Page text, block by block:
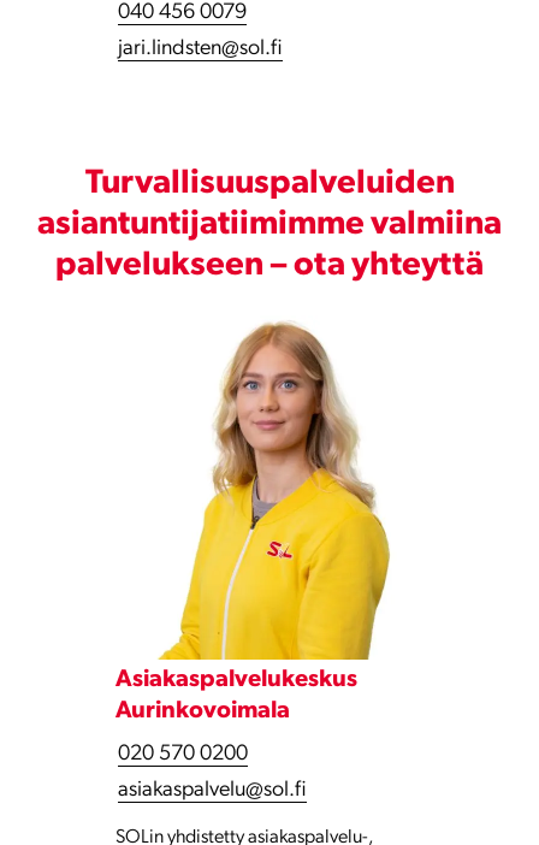
040 456 0079
jari.lindsten@sol.fi
Turvallisuuspalveluiden
asiantuntijatiimimme valmiina
palvelukseen – ota yhteyttä
Asiakaspalvelukeskus
Aurinkovoimala
020 570 0200
asiakaspalvelu@sol.fi
SOLin yhdistetty asiakaspalvelu-,